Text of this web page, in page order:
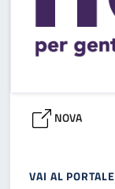
NOVA
VAI AL PORTALE